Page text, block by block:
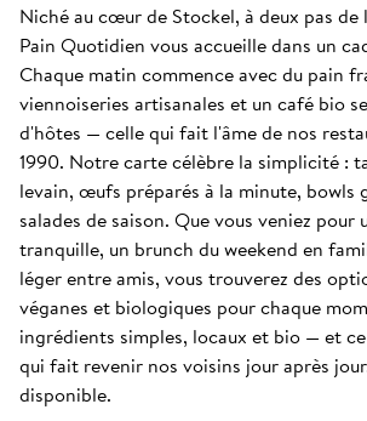
Niché au cœur de Stockel, à deux pas de
Pain Quotidien vous accueille dans un
Chaque matin commence avec du pain
viennoiseries artisanales et un café bio
d'hôtes — celle qui fait l'âme de nos
1990. Notre carte célèbre la simplicité :
levain, œufs préparés à la minute, bowls
salades de saison. Que vous veniez
tranquille, un brunch du weekend en
léger entre amis, vous trouverez des
véganes et biologiques pour chaque
ingrédients simples, locaux et bio — et
qui fait revenir nos voisins jour après
disponible.